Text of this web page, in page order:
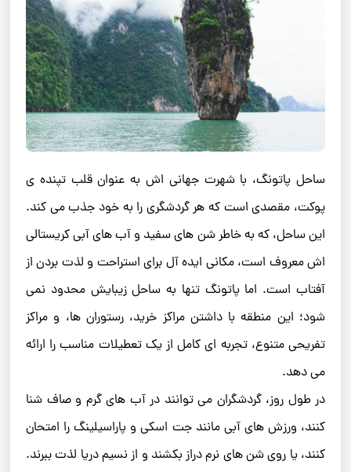
ساحل پاتونگ، با شهرت جهانی ‌اش به عنوان قلب تپنده‌ ی
پوکت، مقصدی است که هر گردشگری را به خود جذب می‌ کند.
این ساحل، که به خاطر شن‌ های سفید و آب ‌های آبی کریستالی
‌اش معروف است، مکانی ایده ‌آل برای استراحت و لذت بردن از
آفتاب است. اما پاتونگ تنها به ساحل زیبایش محدود نمی
‌شود؛ این منطقه با داشتن مراکز خرید، رستوران‌ ها، و مراکز
تفریحی متنوع، تجربه‌ ای کامل از یک تعطیلات مناسب را ارائه
می ‌دهد.
در طول روز، گردشگران می‌ توانند در آب‌ های گرم و صاف شنا
کنند، ورزش ‌های آبی مانند جت ‌اسکی و پاراسیلینگ را امتحان
کنند، یا روی شن‌ های نرم دراز بکشند و از نسیم دریا لذت ببرند.